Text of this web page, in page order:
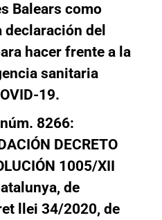
Balears como
del
hacer frente a la
sanitaria
19.
8266:
DECRETO
1005/XII
de
llei 34/2020, de